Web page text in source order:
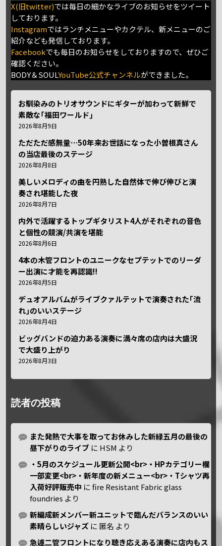
X(旧twitter)では毎日の細かなライブのお知らせをツイート
しております。
Instagramではランチメニューやカクテル、新メニューのご
紹介なども発信しております。
Facebookでも毎日のお知らせをしておりますので、ぜひご
確認ください。
BODY＆SOULYouTube公式チャンネルができました。
お馴染みのトリオサウンドにギターが加わって新鮮で
素敵な｢福田ワールド｣
2026年8月9日
ただただ感無量⋯50年来お世話になった小曽根真さん
の当店最後のステージ
2026年8月8日
美しいメロディの曲を円熟した自然体で伸び伸びと演
奏され堪能した夜
2026年8月7日
内外で活躍するトップギタリスト4人がそれぞれの音色
と個性の競演/共演を堪能
2026年8月6日
4本の木管フロントのユニークなセプテットでのリーダ
ー出演に才能を再認識!!
2026年8月5日
デュオアルバムがライブクァルテットで演奏された｢流
れ｣のいいステージ
2026年8月4日
ビッグバンドの迫力ある演奏に満々席の店内は大盛況
で大盛り上がり
2026年8月3日
読者の投稿
また発熱で大事を取ってお休みした新緑五月の最後の
昼下がりのライブ に HSM より
・5月のスケジュール更新公開<br>・HPカテゴリー欄
一部変更<br>・新年度の新メニュー<br>・Tシャツ再
入荷好評販売中 にfire Resistant Fabric glass
foundries より
新編成新メンバー新ユニットで臨んだバランスのいい
素晴らしいジャズ に 匿名 より
急遽二管フロントになり聴き応えある演奏に店内もス